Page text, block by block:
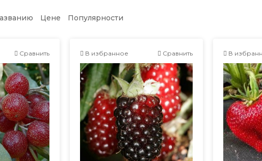
Цене Популярности
Сравнить В избранное Сравнить В